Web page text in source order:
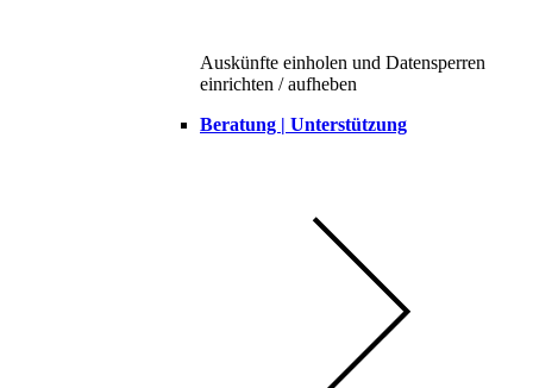
Auskünfte einholen und Datensperren
einrichten / aufheben
Beratung | Unterstützung